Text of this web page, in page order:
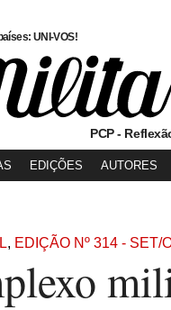
UNI-VOS!
PCP -
EDIÇÕES AUTORES
, EDIÇÃO Nº 314 - SET/